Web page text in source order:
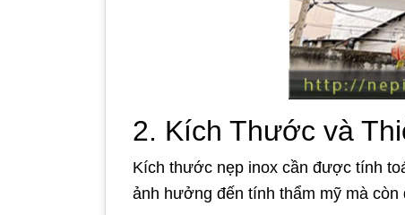
2. Kích Thước và
Kích thước nẹp inox cần được tính
ảnh hưởng đến tính thẩm mỹ mà còn